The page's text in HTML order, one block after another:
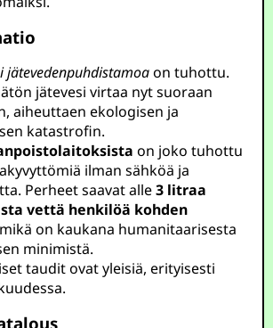
jätevedenpuhdistamoaon tuhottu.
jätevesi virtaa nyt suoraan
aiheuttaen ekologisen ja
katastrofin.
on joko tuhottu
ilman sähköä ja
Perheet saavat alle3 litraa
vettä henkilöä kohden
on kaukana humanitaarisesta
minimistä.
taudit ovat yleisiä, erityisesti